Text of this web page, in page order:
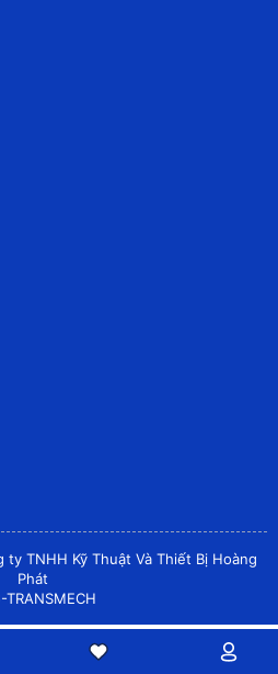
TNHH Kỹ Thuật Và Thiết Bị Hoàng
Phát
TRANSMECH